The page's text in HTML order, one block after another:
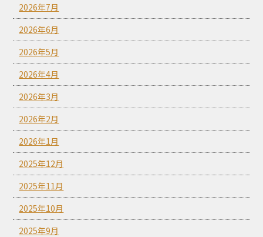
2026年7月
2026年6月
2026年5月
2026年4月
2026年3月
2026年2月
2026年1月
2025年12月
2025年11月
2025年10月
2025年9月